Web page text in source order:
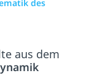
des
aus dem